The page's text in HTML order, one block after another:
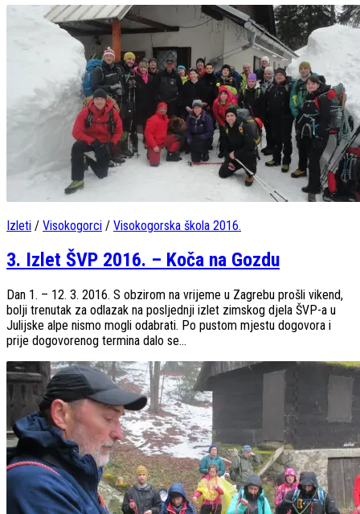
Izleti / Visokogorci / Visokogorska škola 2016.
3. Izlet ŠVP 2016. – Koča na Gozdu
Dan 1. – 12. 3. 2016. S obzirom na vrijeme u Zagrebu prošli vikend,
bolji trenutak za odlazak na posljednji izlet zimskog djela ŠVP-a u
Julijske alpe nismo mogli odabrati. Po pustom mjestu dogovora i
prije dogovorenog termina dalo se...